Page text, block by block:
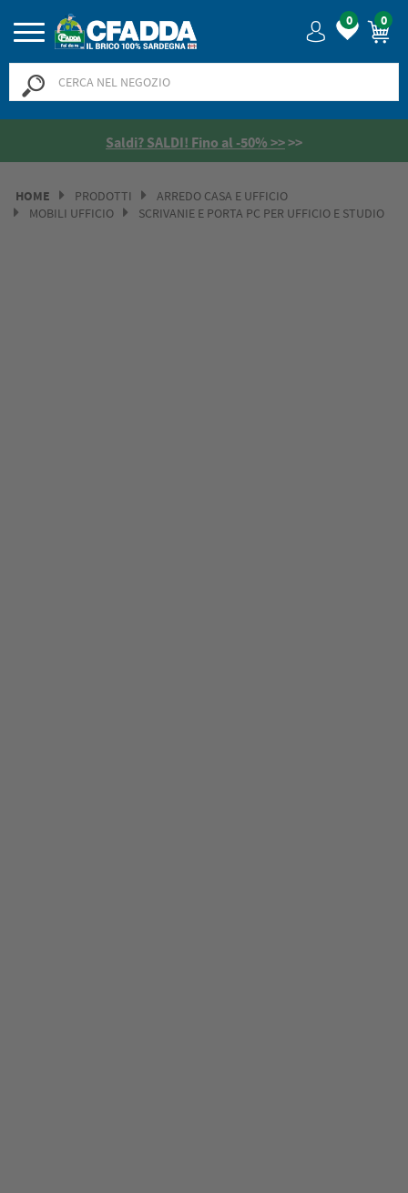
0 0
Saldi? SALDI! Fino al -50% >>>>
HOME PRODOTTI
ARREDO CASA E UFFICIO
MOBILI UFFICIO
SCRIVANIE E PORTA PC PER UFFICIO E STUDIO